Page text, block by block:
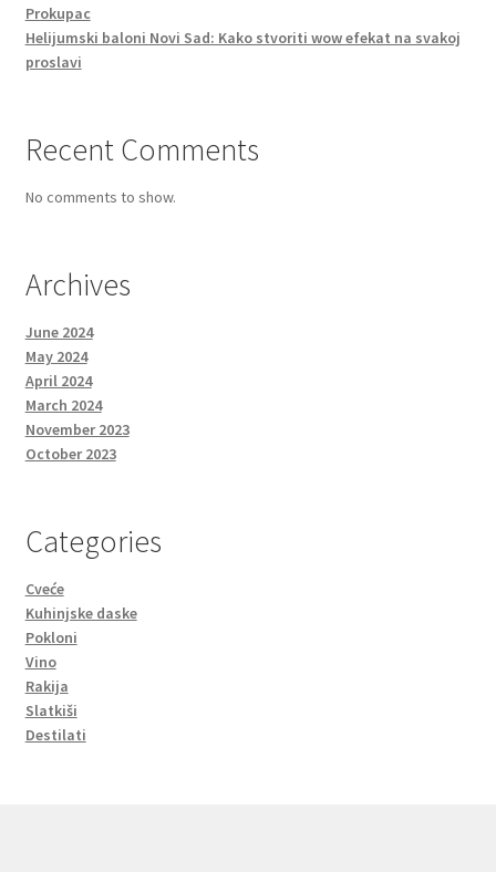
Prokupac
Helijumski baloni Novi Sad: Kako stvoriti wow efekat na svakoj
proslavi
Recent Comments
No comments to show.
Archives
June 2024
May 2024
April 2024
March 2024
November 2023
October 2023
Categories
Cveće
Kuhinjske daske
Pokloni
Vino
Rakija
Slatkiši
Destilati